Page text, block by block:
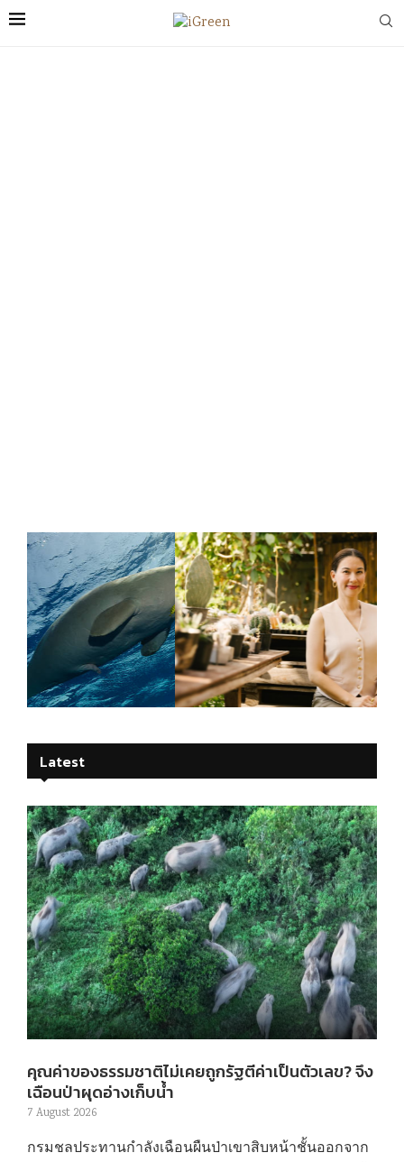
ต้นแบบของลูกคือพ่อแม่ ธรรมชาติจะดีอยู่ที่
การปลูกฝัง
Latest
คุณค่าของธรรมชาติไม่เคยถูกรัฐตีค่าเป็นตัวเลข? จึง
เฉือนป่าผุดอ่างเก็บน้ำ
7 August 2026
กรมชลประทานกำลังเฉือนผืนป่าเขาสิบหน้าชั้นออกจาก